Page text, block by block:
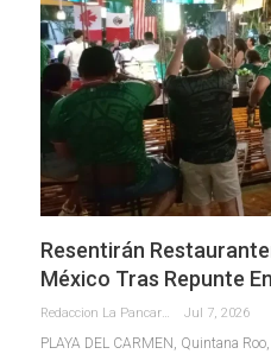
Resentirán
México Tras Repunte
Redaccion La Pancarta De Quintana Roo Jul 7, 2026
PLAYA DEL CARMEN, Quintana